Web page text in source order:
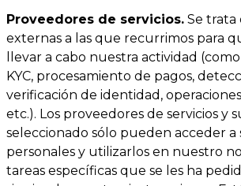
Proveedores de servicios. Se trata
externas a las que recurrimos para
llevar a cabo nuestra actividad
KYC, procesamiento de pagos,
verificación de identidad,
etc.). Los proveedores de servicios y
seleccionado sólo pueden acceder a
personales y utilizarlos en nuestro
tareas específicas que se les ha